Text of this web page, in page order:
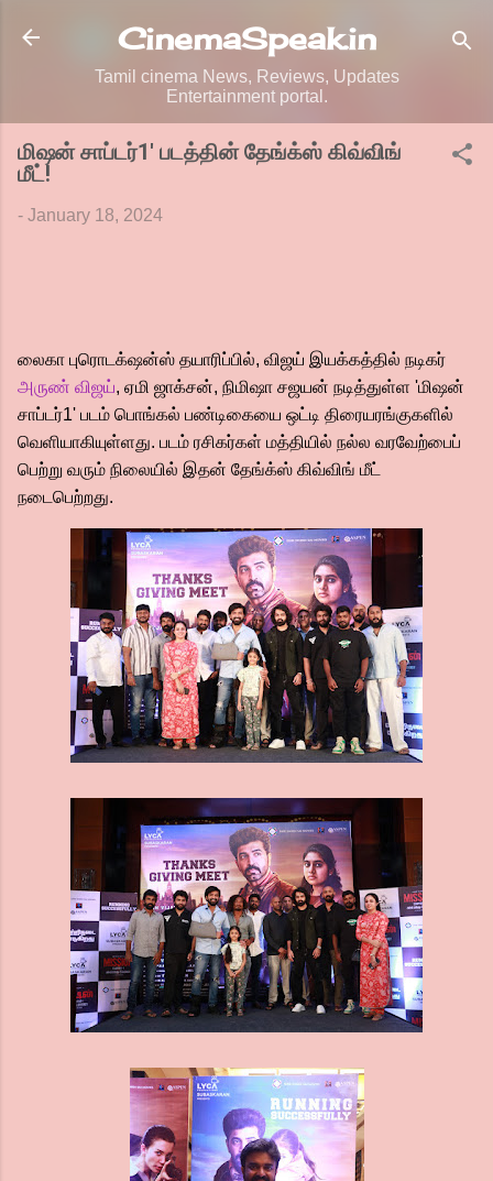
Skip to main content
CinemaSpeak.in
Tamil cinema News, Reviews, Updates
Entertainment portal.
மிஷன் சாப்டர்1' படத்தின் தேங்க்ஸ் கிவ்விங்
மீட்!
- January 18, 2024
லைகா புரொடக்‌ஷன்ஸ் தயாரிப்பில், விஜய் இயக்கத்தில் நடிகர்
அருண் விஜய், ஏமி ஜாக்சன், நிமிஷா சஜயன் நடித்துள்ள 'மிஷன்
சாப்டர்1' படம் பொங்கல் பண்டிகையை ஒட்டி திரையரங்குகளில்
வெளியாகியுள்ளது. படம் ரசிகர்கள் மத்தியில் நல்ல வரவேற்பைப்
பெற்று வரும் நிலையில் இதன் தேங்க்ஸ் கிவ்விங் மீட்
நடைபெற்றது.